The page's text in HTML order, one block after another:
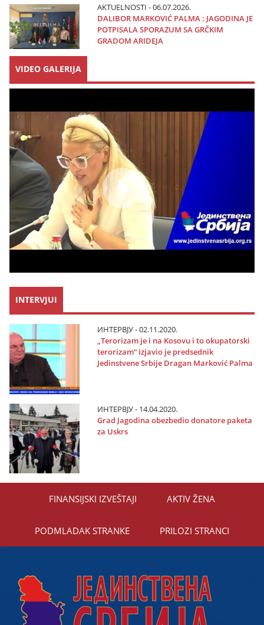
AKTUELNOSTI - 06.07.2026.
DALIBOR MARKOVIĆ PALMA : JAGODINA JE
POTPISALA SPORAZUM SA GRČKIM
GRADOM ARIDEJA
VIDEO GALERIJA
INTERVJUI
ИНТЕРВЈУ - 02.11.2020.
„Terorizam јe i na Kosovu i to okupatorski
terorizam“ izјavio јe predsednik
Јedinstvene Srbiјe Dragan Marković Palma
ИНТЕРВЈУ - 14.04.2020.
Grad Јagodina obezbedio donatore paketa
za Uskrs
FINANSIЈSKI IZVEŠTAЈI AKTIV ŽENA
PODMLADAK STRANKE PRILOZI STRANCI